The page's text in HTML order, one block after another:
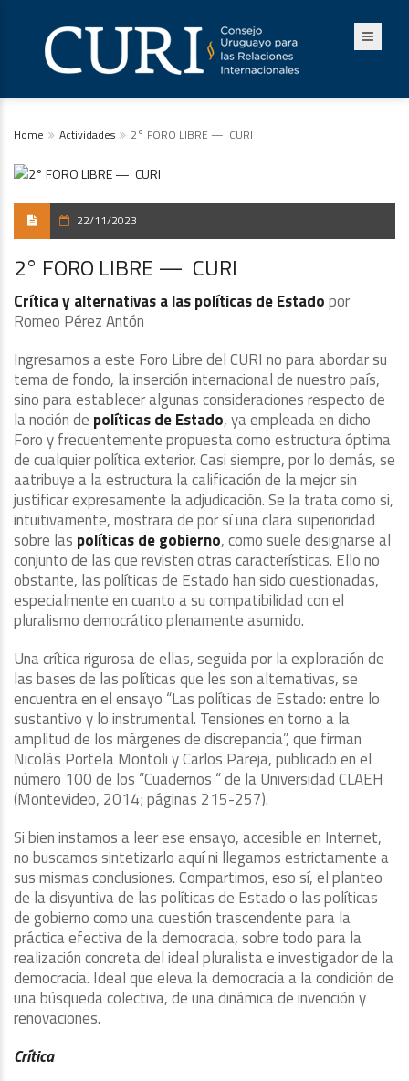
Home Actividades 2° FORO LIBRE — CURI
22/11/2023
2° FORO LIBRE — CURI
Crítica y alternativas a las políticas de Estadopor
Romeo Pérez Antón
Ingresamos a este Foro Libre del CURI no para abordar su
tema de fondo, la inserción internacional de nuestro país,
sino para establecer algunas consideraciones respecto de
la noción de políticas de Estado, ya empleada en dicho
Foro y frecuentemente propuesta como estructura óptima
de cualquier política exterior. Casi siempre, por lo demás, se
aatribuye a la estructura la calificación de la mejor sin
justificar expresamente la adjudicación. Se la trata como si,
intuitivamente, mostrara de por sí una clara superioridad
sobre las políticas de gobierno, como suele designarse al
conjunto de las que revisten otras características. Ello no
obstante, las políticas de Estado han sido cuestionadas,
especialmente en cuanto a su compatibilidad con el
pluralismo democrático plenamente asumido.
Una crítica rigurosa de ellas, seguida por la exploración de
las bases de las políticas que les son alternativas, se
encuentra en el ensayo “Las políticas de Estado: entre lo
sustantivo y lo instrumental. Tensiones en torno a la
amplitud de los márgenes de discrepancia”, que firman
Nicolás Portela Montoli y Carlos Pareja, publicado en el
número 100 de los “Cuadernos “ de la Universidad CLAEH
(Montevideo, 2014; páginas 215-257).
Si bien instamos a leer ese ensayo, accesible en Internet,
no buscamos sintetizarlo aquí ni llegamos estrictamente a
sus mismas conclusiones. Compartimos, eso sí, el planteo
de la disyuntiva de las políticas de Estado o las políticas
de gobierno como una cuestión trascendente para la
práctica efectiva de la democracia, sobre todo para la
realización concreta del ideal pluralista e investigador de la
democracia. Ideal que eleva la democracia a la condición de
una búsqueda colectiva, de una dinámica de invención y
renovaciones.
Crítica